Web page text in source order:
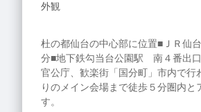
外観
杜の都仙台の中心部に位置■ＪＲ仙
分■地下鉄勾当台公園駅 南４番出
官公庁、歓楽街「国分町」市内で行
りのメイン会場まで徒歩５分圏内と
す。